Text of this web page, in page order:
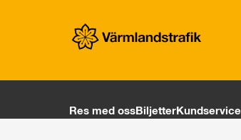
Res med ossBiljetterKundservice